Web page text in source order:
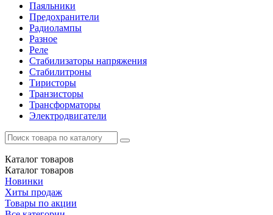
Паяльники
Предохранители
Радиолампы
Разное
Реле
Стабилизаторы напряжения
Стабилитроны
Тиристоры
Транзисторы
Трансформаторы
Электродвигатели
Каталог товаров
Каталог товаров
Новинки
Хиты продаж
Товары по акции